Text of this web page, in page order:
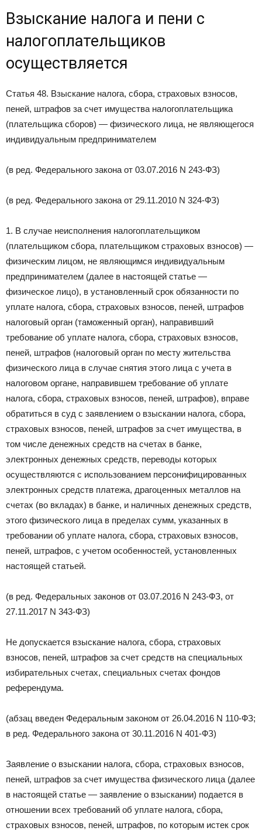
Взыскание налога и пени с
налогоплательщиков
осуществляется
Статья 48. Взыскание налога, сбора, страховых взносов,
пеней, штрафов за счет имущества налогоплательщика
(плательщика сборов) — физического лица, не являющегося
индивидуальным предпринимателем
(в ред. Федерального закона от 03.07.2016 N 243-ФЗ)
(в ред. Федерального закона от 29.11.2010 N 324-ФЗ)
1. В случае неисполнения налогоплательщиком
(плательщиком сбора, плательщиком страховых взносов) —
физическим лицом, не являющимся индивидуальным
предпринимателем (далее в настоящей статье —
физическое лицо), в установленный срок обязанности по
уплате налога, сбора, страховых взносов, пеней, штрафов
налоговый орган (таможенный орган), направивший
требование об уплате налога, сбора, страховых взносов,
пеней, штрафов (налоговый орган по месту жительства
физического лица в случае снятия этого лица с учета в
налоговом органе, направившем требование об уплате
налога, сбора, страховых взносов, пеней, штрафов), вправе
обратиться в суд с заявлением о взыскании налога, сбора,
страховых взносов, пеней, штрафов за счет имущества, в
том числе денежных средств на счетах в банке,
электронных денежных средств, переводы которых
осуществляются с использованием персонифицированных
электронных средств платежа, драгоценных металлов на
счетах (во вкладах) в банке, и наличных денежных средств,
этого физического лица в пределах сумм, указанных в
требовании об уплате налога, сбора, страховых взносов,
пеней, штрафов, с учетом особенностей, установленных
настоящей статьей.
(в ред. Федеральных законов от 03.07.2016 N 243-ФЗ, от
27.11.2017 N 343-ФЗ)
Не допускается взыскание налога, сбора, страховых
взносов, пеней, штрафов за счет средств на специальных
избирательных счетах, специальных счетах фондов
референдума.
(абзац введен Федеральным законом от 26.04.2016 N 110-ФЗ;
в ред. Федерального закона от 30.11.2016 N 401-ФЗ)
Заявление о взыскании налога, сбора, страховых взносов,
пеней, штрафов за счет имущества физического лица (далее
в настоящей статье — заявление о взыскании) подается в
отношении всех требований об уплате налога, сбора,
страховых взносов, пеней, штрафов, по которым истек срок